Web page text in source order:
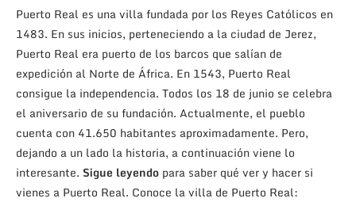
Puerto Real es una villa fundada por los Reyes Católicos en
1483. En sus inicios, perteneciendo a la ciudad de Jerez,
Puerto Real era puerto de los barcos que salían de
expedición al Norte de África. En 1543, Puerto Real
consigue la independencia. Todos los 18 de junio se celebra
el aniversario de su fundación. Actualmente, el pueblo
cuenta con 41.650 habitantes aproximadamente. Pero,
dejando a un lado la historia, a continuación viene lo
interesante. Sigue leyendo para saber qué ver y hacer si
vienes a Puerto Real. Conoce la villa de Puerto Real: